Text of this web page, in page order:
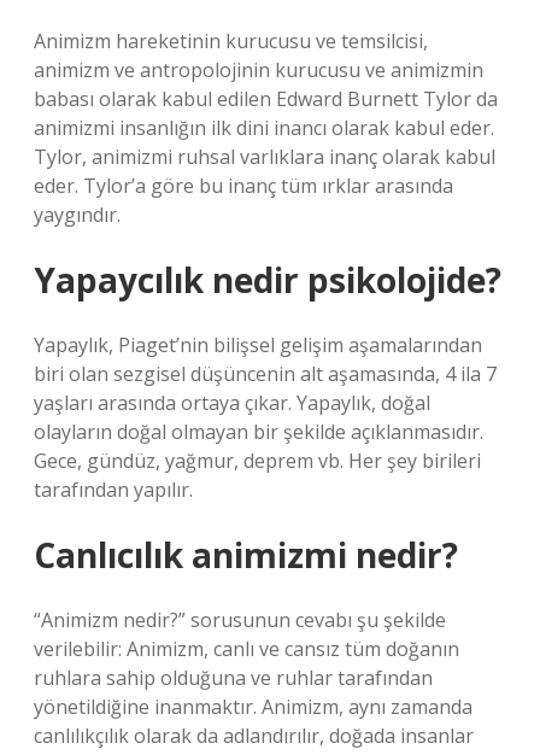
Animizm hareketinin kurucusu ve temsilcisi,
animizm ve antropolojinin kurucusu ve animizmin
babası olarak kabul edilen Edward Burnett Tylor da
animizmi insanlığın ilk dini inancı olarak kabul eder.
Tylor, animizmi ruhsal varlıklara inanç olarak kabul
eder. Tylor’a göre bu inanç tüm ırklar arasında
yaygındır.
Yapaycılık nedir psikolojide?
Yapaylık, Piaget’nin bilişsel gelişim aşamalarından
biri olan sezgisel düşüncenin alt aşamasında, 4 ila 7
yaşları arasında ortaya çıkar. Yapaylık, doğal
olayların doğal olmayan bir şekilde açıklanmasıdır.
Gece, gündüz, yağmur, deprem vb. Her şey birileri
tarafından yapılır.
Canlıcılık animizmi nedir?
“Animizm nedir?” sorusunun cevabı şu şekilde
verilebilir: Animizm, canlı ve cansız tüm doğanın
ruhlara sahip olduğuna ve ruhlar tarafından
yönetildiğine inanmaktır. Animizm, aynı zamanda
canlılıkçılık olarak da adlandırılır, doğada insanlar